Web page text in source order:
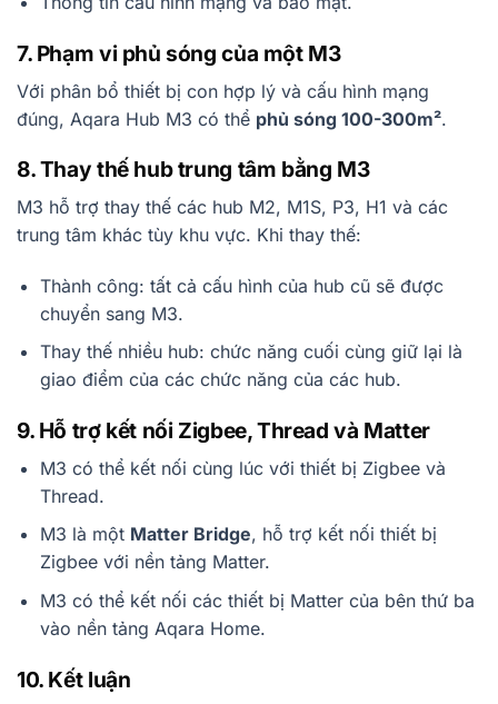
7. Phạm vi phủ sóng của một M3
Với phân bổ thiết bị con hợp lý và cấu hình mạng
đúng, Aqara Hub M3 có thể phủ sóng 100-300m².
8. Thay thế hub trung tâm bằng M3
M3 hỗ trợ thay thế các hub M2, M1S, P3, H1 và các
trung tâm khác tùy khu vực. Khi thay thế:
Thành công: tất cả cấu hình của hub cũ sẽ được
chuyển sang M3.
Thay thế nhiều hub: chức năng cuối cùng giữ lại là
giao điểm của các chức năng của các hub.
9. Hỗ trợ kết nối Zigbee, Thread và Matter
M3 có thể kết nối cùng lúc với thiết bị Zigbee và
Thread.
M3 là một Matter Bridge, hỗ trợ kết nối thiết bị
Zigbee với nền tảng Matter.
M3 có thể kết nối các thiết bị Matter của bên thứ ba
vào nền tảng Aqara Home.
10. Kết luận